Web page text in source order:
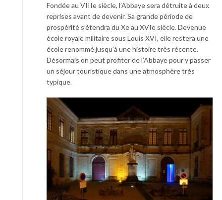
Fondée au VIIIe siècle, l’Abbaye sera détruite à deux
reprises avant de devenir. Sa grande période de
prospérité s’étendra du Xe au XVIe siècle. Devenue
école royale militaire sous Louis XVI, elle restera une
école renommé jusqu’à une histoire très récente.
Désormais on peut profiter de l’Abbaye pour y passer
un séjour touristique dans une atmosphère très
typique.